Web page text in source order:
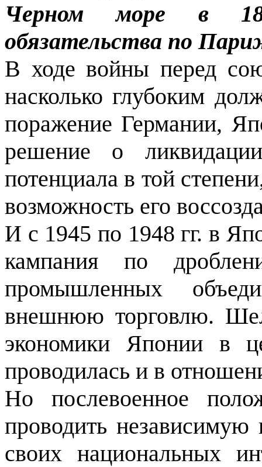
Черном море в
обязательства по
В ходе войны перед
насколько глубоким
поражение Гер­мании,
ре­шение о
потенциала в той
возможность его
И с 1945 по 1948 гг. в
кампания по
промышленных
внешнюю торговлю.
экономики Японии в
проводилась и в
Но послевоенное
проводить
своих националь­ных